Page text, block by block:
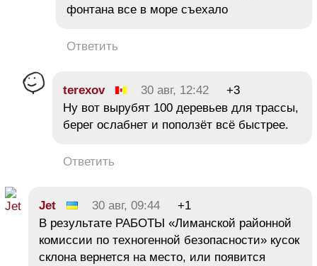
фонтана все в море съехало
Ответить
terexov 30 авг, 12:42
+3
Ну вот вырубят 100 деревьев для трассы,
берег ослабнет и поползёт всё быстрее.
Ответить
Jet 30 авг, 09:44
+1
В результате РАБОТЫ «Лиманской районной
комиссии по техногенной безопасности» кусок
склона вернется на место, или появится